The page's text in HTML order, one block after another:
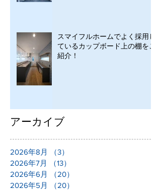
スマイフルホームでよく採用し
ているカップボード上の棚をご
紹介！
アーカイブ
2026年8月 （3）
2026年7月
（13）
2026年6月
（20）
2026年5月
（20）